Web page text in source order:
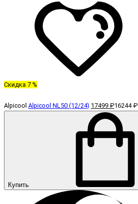
Скидка 7 %
Alpicool Alpicool NL50 (12/24) 17499 ₽16244 ₽
Купить